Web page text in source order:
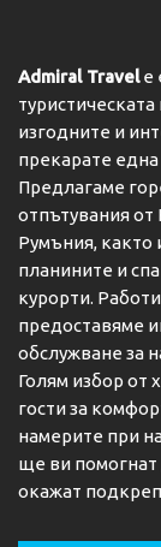
Admiral Travelе
изгодните и
прекарате
Предлагаме
отпътувания
Румъния, както
планините и
курорти.
предоставяме
обслужване за
Голям избор от
гости за
намерите при
ще ви
окажат